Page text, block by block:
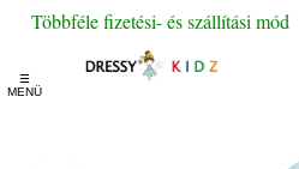
Többféle fizetési- és szállítási mód
☰
MENÜ